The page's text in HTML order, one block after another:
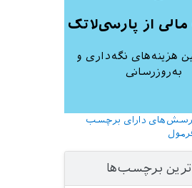
از پارسی‌لاتک
هزینه‌های نگه‌داری و
به‌روزرسانی
دارای برچسب
برچسب‌ها